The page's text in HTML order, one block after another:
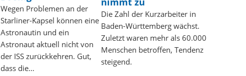
Wegen Problemen an der
Starliner-Kapsel können eine
Astronautin und ein
Astronaut aktuell nicht von
der ISS zurückkehren. Gut,
dass die…
Die Zahl der Kurzarbeiter in
Baden-Württemberg wächst.
Zuletzt waren mehr als 60.000
Menschen betroffen, Tendenz
steigend.